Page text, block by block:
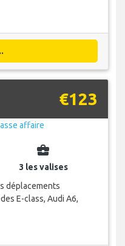
€123
business_center
3 les valises
déplacements
E-class, Audi A6,